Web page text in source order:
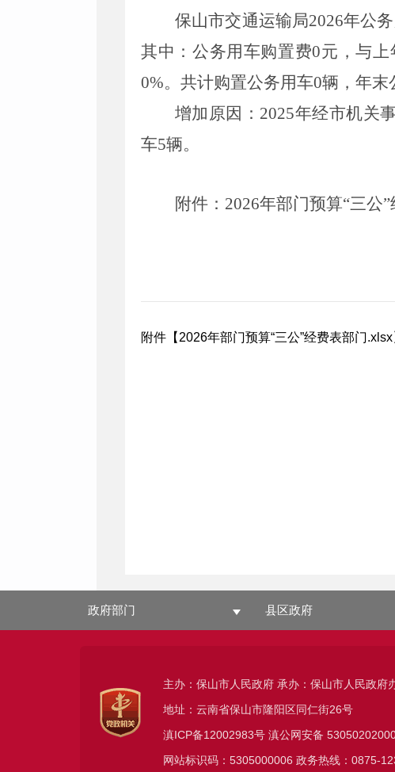
保山市交通运输局2026年公
其中：公务用车购置费0元，与上
0%。共计购置公务用车0辆，年末
增加原因 ： 2025年经市机关
车5辆。
附件 ： 2026年部门预算“三公”
附件【 2026年部门预算“三公”经费表部门.xlsx
政府部门 县区政府
主办：保山市人民政府 承办：保山市人民政府
地址：云南省保山市隆阳区同仁街26号
滇ICP备12002983号滇公网安备
网站标识码：5305000006 政务热线：0875-